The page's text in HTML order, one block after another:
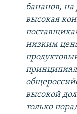
бананов, на
высокая
низким
высокой
только